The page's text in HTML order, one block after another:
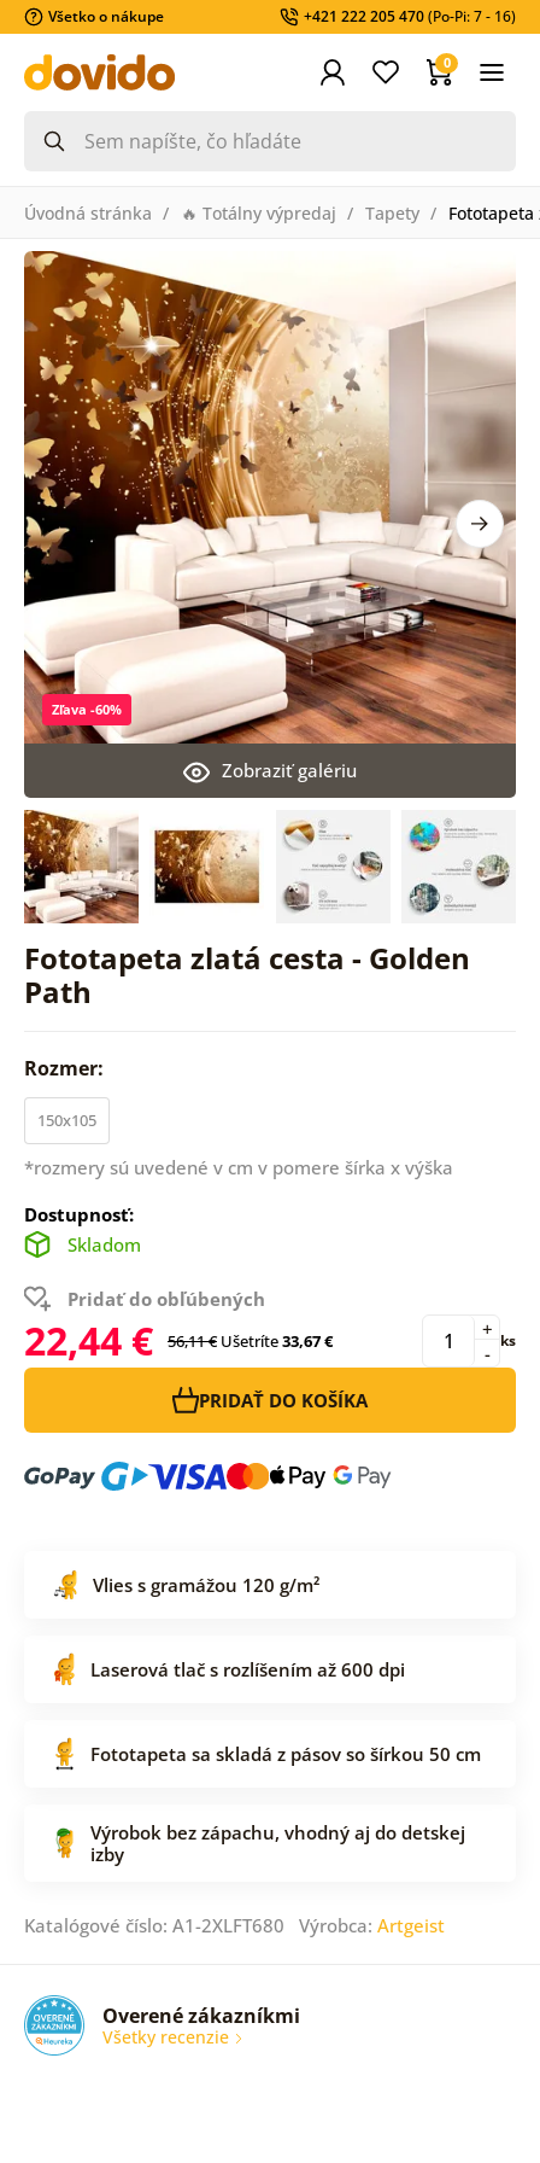
Všetko o nákupe +421 222 205 470(Po-Pi: 7 - 16)
0
Úvodná stránka 🔥 Totálny výpredaj Tapety
Fototapeta zlatá cesta - Golden
Path
Zobraziť galériu
Zľava -60%
Rozmer:
150x105
*rozmery sú uvedené v cm v pomere šírka x výška
Dostupnosť:
Skladom
Pridať do obľúbených
22,44 € 56,11 € Ušetríte33,67 € -
+ ks
PRIDAŤ DO KOŠÍKA
Vlies s gramážou 120 g/m²
Laserová tlač s rozlíšením až 600 dpi
Fototapeta sa skladá z pásov so šírkou 50 cm
Výrobok bez zápachu, vhodný aj do detskej
izby
Katalógové číslo: A1-2XLFT680 Výrobca: Artgeist
Overené zákazníkmi
Všetky recenzie